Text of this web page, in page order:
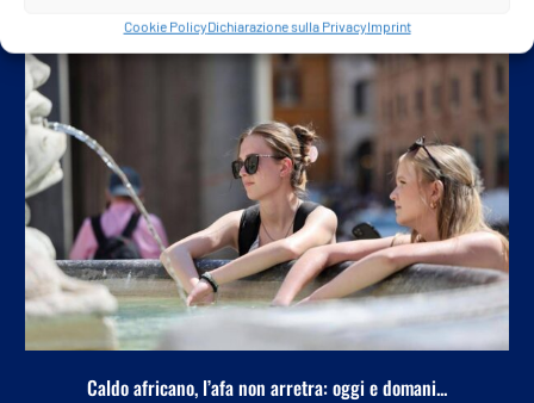
Cookie PolicyDichiarazione sulla PrivacyImprint
Caldo africano, l’afa non arretra: oggi e domani...